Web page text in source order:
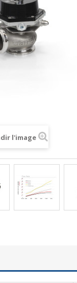
l'image